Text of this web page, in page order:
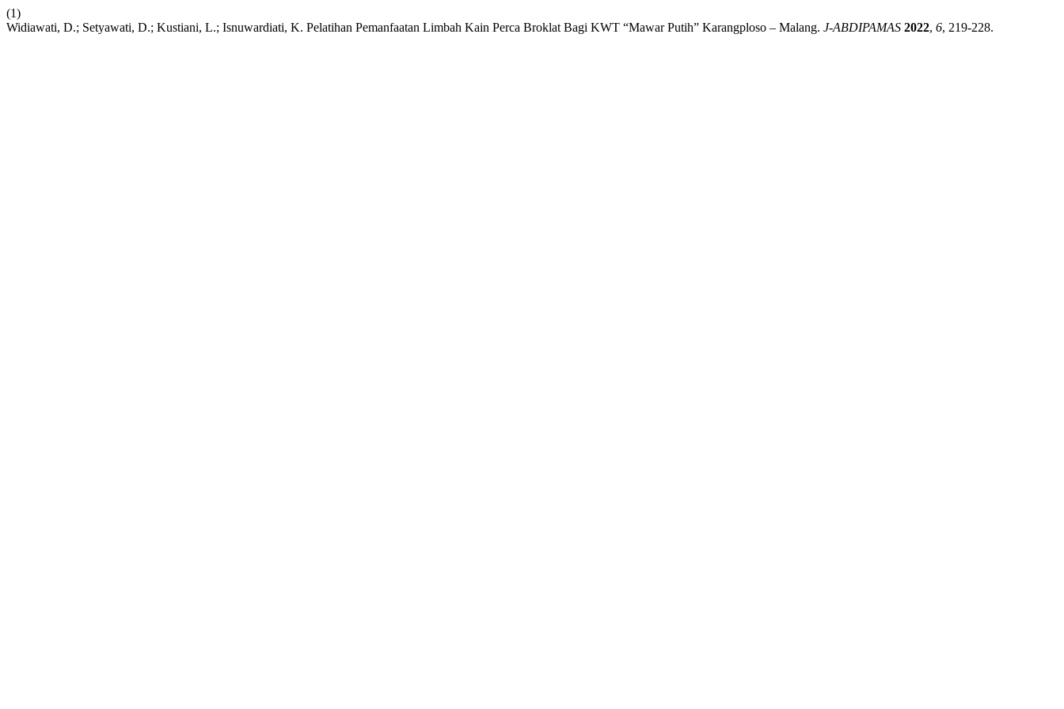
(1)
Widiawati, D.; Setyawati, D.; Kustiani, L.; Isnuwardiati, K. Pelatihan Pemanfaatan Limbah Kain Perca Broklat Bagi KWT “Mawar Putih” Karangploso – Malang. J-ABDIPAMAS 2022, 6, 219-228.